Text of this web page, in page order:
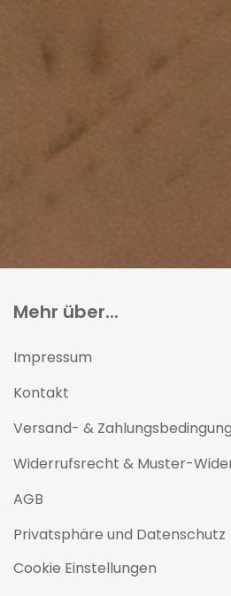
Mehr über...
Impressum
Kontakt
Versand- &
Widerrufsrecht & Muster-
AGB
Privatsphäre und Datenschutz
Cookie Einstellungen